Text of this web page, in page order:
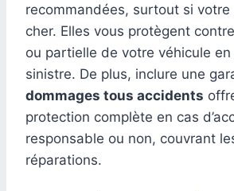
recommandées, surtout si
cher. Elles vous protègent
ou partielle de votre véhicule en
sinistre. De plus, inclure une
dommages tous accidents
protection complète en cas
responsable ou non, couvrant
réparations.